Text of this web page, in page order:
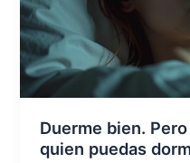
Duerme bien.
quien puedas